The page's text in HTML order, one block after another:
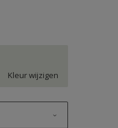
Kleur wijzigen